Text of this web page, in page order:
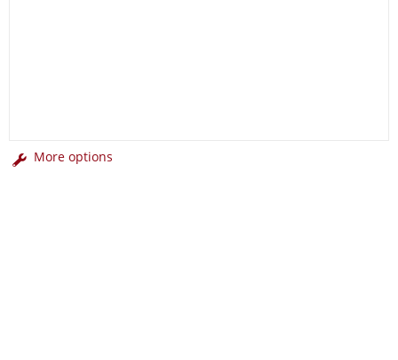
More options